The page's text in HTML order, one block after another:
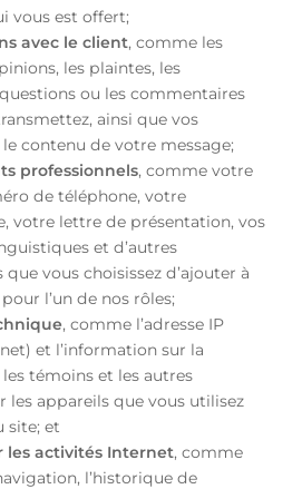
vous est offert;
avec le client, comme les
les plaintes, les
ou les commentaires
ainsi que vos
contenu de votre message;
professionnels, comme votre
de téléphone, votre
votre lettre de présentation, vos
et d’autres
vous choisissez d’ajouter à
l’un de nos rôles;
, comme l’adresse IP
et l’information sur la
témoins et les autres
les appareils que vous utilisez
site; et
les activités Internet, comme
l’historique de